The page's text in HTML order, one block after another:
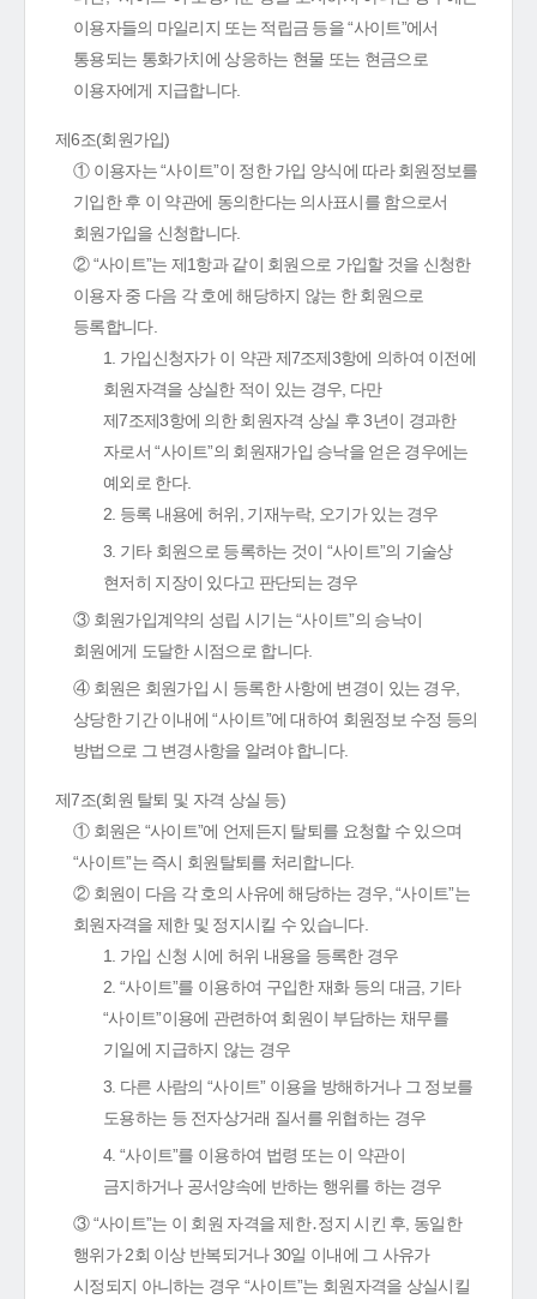
이용자들의 마일리지 또는 적립금 등을 “사이트”에서
통용되는 통화가치에 상응하는 현물 또는 현금으로
이용자에게 지급합니다.
제6조(회원가입)
① 이용자는 “사이트”이 정한 가입 양식에 따라 회원정보를
기입한 후 이 약관에 동의한다는 의사표시를 함으로서
회원가입을 신청합니다.
② “사이트”는 제1항과 같이 회원으로 가입할 것을 신청한
이용자 중 다음 각 호에 해당하지 않는 한 회원으로
등록합니다.
1. 가입신청자가 이 약관 제7조제3항에 의하여 이전에
회원자격을 상실한 적이 있는 경우, 다만
제7조제3항에 의한 회원자격 상실 후 3년이 경과한
자로서 “사이트”의 회원재가입 승낙을 얻은 경우에는
예외로 한다.
2. 등록 내용에 허위, 기재누락, 오기가 있는 경우
3. 기타 회원으로 등록하는 것이 “사이트”의 기술상
현저히 지장이 있다고 판단되는 경우
③ 회원가입계약의 성립 시기는 “사이트”의 승낙이
회원에게 도달한 시점으로 합니다.
④ 회원은 회원가입 시 등록한 사항에 변경이 있는 경우,
상당한 기간 이내에 “사이트”에 대하여 회원정보 수정 등의
방법으로 그 변경사항을 알려야 합니다.
제7조(회원 탈퇴 및 자격 상실 등)
① 회원은 “사이트”에 언제든지 탈퇴를 요청할 수 있으며
“사이트”는 즉시 회원탈퇴를 처리합니다.
② 회원이 다음 각 호의 사유에 해당하는 경우, “사이트”는
회원자격을 제한 및 정지시킬 수 있습니다.
1. 가입 신청 시에 허위 내용을 등록한 경우
2. “사이트”를 이용하여 구입한 재화 등의 대금, 기타
“사이트”이용에 관련하여 회원이 부담하는 채무를
기일에 지급하지 않는 경우
3. 다른 사람의 “사이트” 이용을 방해하거나 그 정보를
도용하는 등 전자상거래 질서를 위협하는 경우
4. “사이트”를 이용하여 법령 또는 이 약관이
금지하거나 공서양속에 반하는 행위를 하는 경우
③ “사이트”는 이 회원 자격을 제한․정지 시킨 후, 동일한
행위가 2회 이상 반복되거나 30일 이내에 그 사유가
시정되지 아니하는 경우 “사이트”는 회원자격을 상실시킬